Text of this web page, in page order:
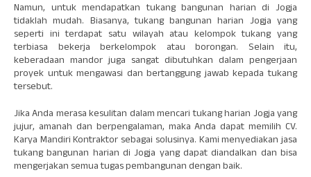
Namun, untuk mendapatkan tukang bangunan harian di Jogja
tidaklah mudah. Biasanya, tukang bangunan harian Jogja yang
seperti ini terdapat satu wilayah atau kelompok tukang yang
terbiasa bekerja berkelompok atau borongan. Selain itu,
keberadaan mandor juga sangat dibutuhkan dalam pengerjaan
proyek untuk mengawasi dan bertanggung jawab kepada tukang
tersebut.
Jika Anda merasa kesulitan dalam mencari tukang harian Jogja yang
jujur, amanah dan berpengalaman, maka Anda dapat memilih CV.
Karya Mandiri Kontraktor sebagai solusinya. Kami menyediakan jasa
tukang bangunan harian di Jogja yang dapat diandalkan dan bisa
mengerjakan semua tugas pembangunan dengan baik.